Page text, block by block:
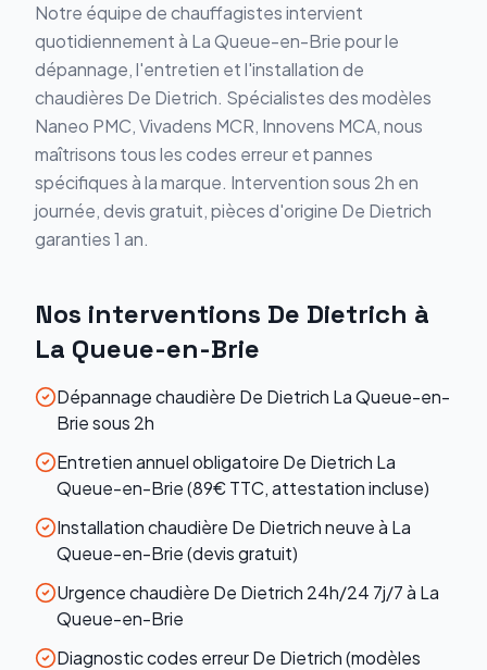
Notre équipe de chauffagistes intervient
quotidiennement à La Queue-en-Briepour le
dépannage, l'entretien et l'installation de
chaudières De Dietrich. Spécialistes des modèles
Naneo PMC, Vivadens MCR, Innovens MCA, nous
maîtrisons tous les codes erreur et pannes
spécifiques à la marque. Intervention sous 2h en
journée, devis gratuit, pièces d'origine De Dietrich
garanties 1 an.
Nos interventions De Dietrich à
La Queue-en-Brie
Dépannage chaudière De Dietrich La Queue-en-
Brie sous 2h
Entretien annuel obligatoire De Dietrich La
Queue-en-Brie (89€ TTC, attestation incluse)
Installation chaudière De Dietrich neuve à La
Queue-en-Brie (devis gratuit)
Urgence chaudière De Dietrich 24h/24 7j/7 à La
Queue-en-Brie
Diagnostic codes erreur De Dietrich (modèles